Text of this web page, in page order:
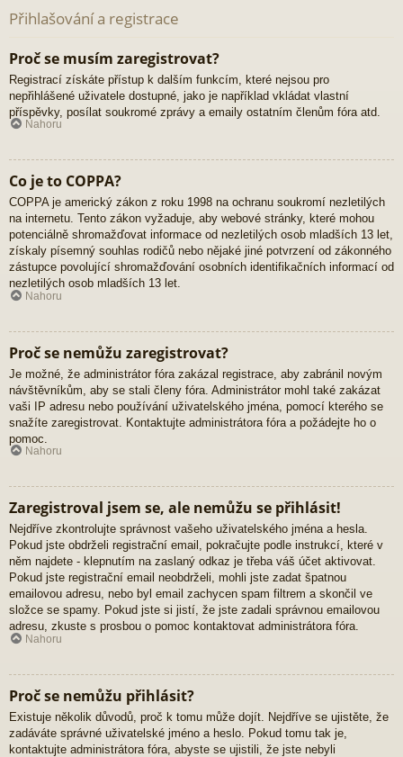
Přihlašování a registrace
Proč se musím zaregistrovat?
Registrací získáte přístup k dalším funkcím, které nejsou pro
nepřihlášené uživatele dostupné, jako je například vkládat vlastní
příspěvky, posílat soukromé zprávy a emaily ostatním členům fóra atd.
Nahoru
Co je to COPPA?
COPPA je americký zákon z roku 1998 na ochranu soukromí nezletilých
na internetu. Tento zákon vyžaduje, aby webové stránky, které mohou
potenciálně shromažďovat informace od nezletilých osob mladších 13 let,
získaly písemný souhlas rodičů nebo nějaké jiné potvrzení od zákonného
zástupce povolující shromažďování osobních identifikačních informací od
nezletilých osob mladších 13 let.
Nahoru
Proč se nemůžu zaregistrovat?
Je možné, že administrátor fóra zakázal registrace, aby zabránil novým
návštěvníkům, aby se stali členy fóra. Administrátor mohl také zakázat
vaši IP adresu nebo používání uživatelského jména, pomocí kterého se
snažíte zaregistrovat. Kontaktujte administrátora fóra a požádejte ho o
pomoc.
Nahoru
Zaregistroval jsem se, ale nemůžu se přihlásit!
Nejdříve zkontrolujte správnost vašeho uživatelského jména a hesla.
Pokud jste obdrželi registrační email, pokračujte podle instrukcí, které v
něm najdete - klepnutím na zaslaný odkaz je třeba váš účet aktivovat.
Pokud jste registrační email neobdrželi, mohli jste zadat špatnou
emailovou adresu, nebo byl email zachycen spam filtrem a skončil ve
složce se spamy. Pokud jste si jistí, že jste zadali správnou emailovou
adresu, zkuste s prosbou o pomoc kontaktovat administrátora fóra.
Nahoru
Proč se nemůžu přihlásit?
Existuje několik důvodů, proč k tomu může dojít. Nejdříve se ujistěte, že
zadáváte správné uživatelské jméno a heslo. Pokud tomu tak je,
kontaktujte administrátora fóra, abyste se ujistili, že jste nebyli